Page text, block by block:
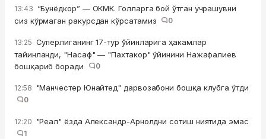
13:43 “Бунёдкор” — ОКМК. Голларга бой ўтган учрашувни
сиз кўрмаган ракурсдан кўрсатамиз
0
13:25 Суперлиганинг 17-тур ўйинларига ҳакамлар
тайинланди, "Насаф" — "Пахтакор" ўйинини Нажафалиев
бошқариб боради
0
12:58 "Манчестер Юнайтед" дарвозабони бошқа клубга ўтди
0
12:20 "Реал" ёзда Александр-Арнолдни сотиш ниятида эмас
1